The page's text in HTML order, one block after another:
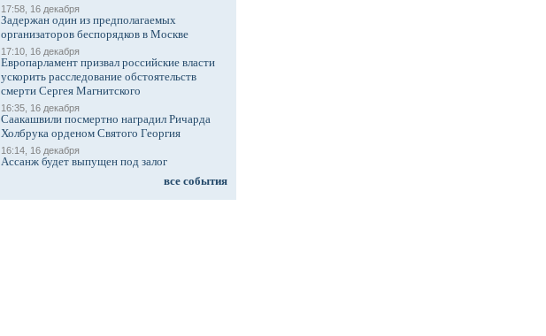
17:58, 16 декабря
Задержан один из предполагаемых
организаторов беспорядков в Москве
17:10, 16 декабря
Европарламент призвал российские власти
ускорить расследование обстоятельств
смерти Сергея Магнитского
16:35, 16 декабря
Саакашвили посмертно наградил Ричарда
Холбрука орденом Святого Георгия
16:14, 16 декабря
Ассанж будет выпущен под залог
все события